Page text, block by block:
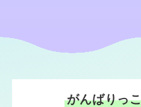
がんばりっ